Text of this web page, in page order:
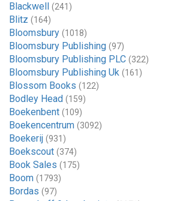
Blackwell (241)
Blitz (164)
Bloomsbury (1018)
Bloomsbury Publishing (97)
Bloomsbury Publishing PLC (322)
Bloomsbury Publishing Uk (161)
Blossom Books (122)
Bodley Head (159)
Boekenbent (109)
Boekencentrum (3092)
Boekerij (931)
Boekscout (374)
Book Sales (175)
Boom (1793)
Bordas (97)